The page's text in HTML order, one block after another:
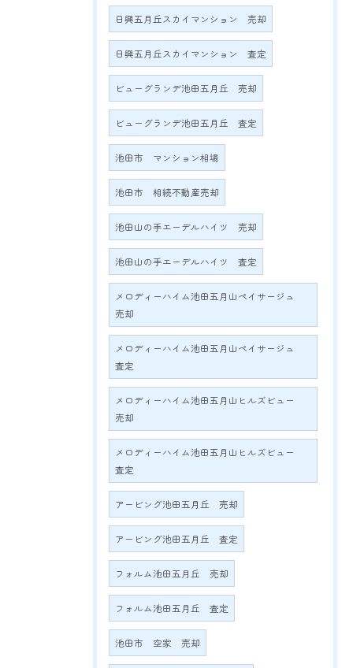
日興五月丘スカイマンション 売却
日興五月丘スカイマンション 査定
ビューグランデ池田五月丘 売却
ビューグランデ池田五月丘 査定
池田市 マンション相場
池田市 相続不動産売却
池田山の手エーデルハイツ 売却
池田山の手エーデルハイツ 査定
メロディーハイム池田五月山ペイサージュ
売却
メロディーハイム池田五月山ペイサージュ
査定
メロディーハイム池田五月山ヒルズビュー
売却
メロディーハイム池田五月山ヒルズビュー
査定
アービング池田五月丘 売却
アービング池田五月丘 査定
フォルム池田五月丘 売却
フォルム池田五月丘 査定
池田市 空家 売却